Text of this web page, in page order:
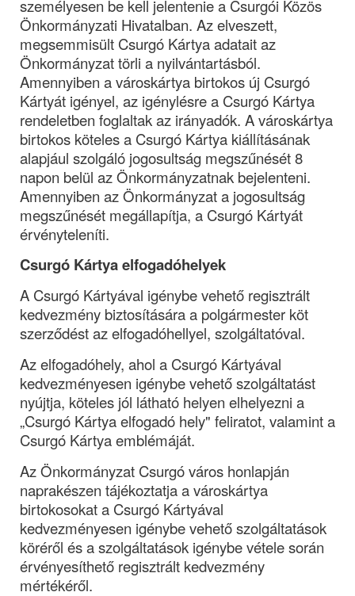
személyesen be kell jelentenie a Csurgói Közös
Önkormányzati Hivatalban. Az elveszett,
megsemmisült Csurgó Kártya adatait az
Önkormányzat törli a nyilvántartásból.
Amennyiben a városkártya birtokos új Csurgó
Kártyát igényel, az igénylésre a Csurgó Kártya
rendeletben foglaltak az irányadók. A városkártya
birtokos köteles a Csurgó Kártya kiállításának
alapjául szolgáló jogosultság megszűnését 8
napon belül az Önkormányzatnak bejelenteni.
Amennyiben az Önkormányzat a jogosultság
megszűnését megállapítja, a Csurgó Kártyát
érvényteleníti.
Csurgó Kártya elfogadóhelyek
A Csurgó Kártyával igénybe vehető regisztrált
kedvezmény biztosítására a polgármester köt
szerződést az elfogadóhellyel, szolgáltatóval.
Az elfogadóhely, ahol a Csurgó Kártyával
kedvezményesen igénybe vehető szolgáltatást
nyújtja, köteles jól látható helyen elhelyezni a
„Csurgó Kártya elfogadó hely" feliratot, valamint a
Csurgó Kártya emblémáját.
Az Önkormányzat Csurgó város honlapján
naprakészen tájékoztatja a városkártya
birtokosokat a Csurgó Kártyával
kedvezményesen igénybe vehető szolgáltatások
köréről és a szolgáltatások igénybe vétele során
érvényesíthető regisztrált kedvezmény
mértékéről.